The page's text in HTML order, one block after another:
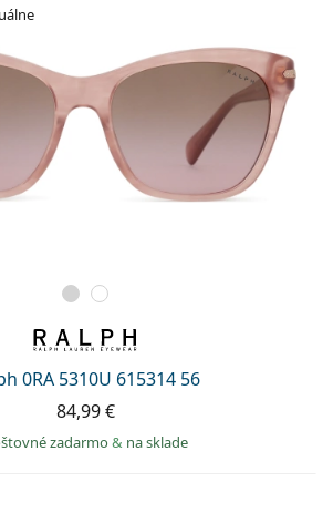
0RA 5310U 615314 56
84,99 €
zadarmo& na sklade